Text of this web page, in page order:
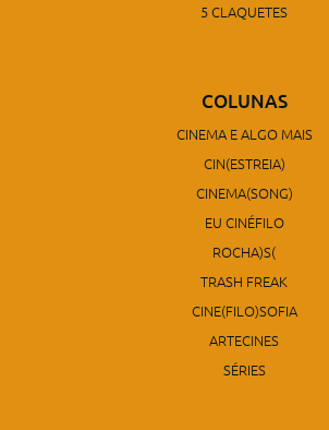
5 CLAQUETES
COLUNAS
CINEMA E ALGO MAIS
CIN(ESTREIA)
CINEMA(SONG)
EU CINÉFILO
ROCHA)S(
TRASH FREAK
CINE(FILO)SOFIA
ARTECINES
SÉRIES